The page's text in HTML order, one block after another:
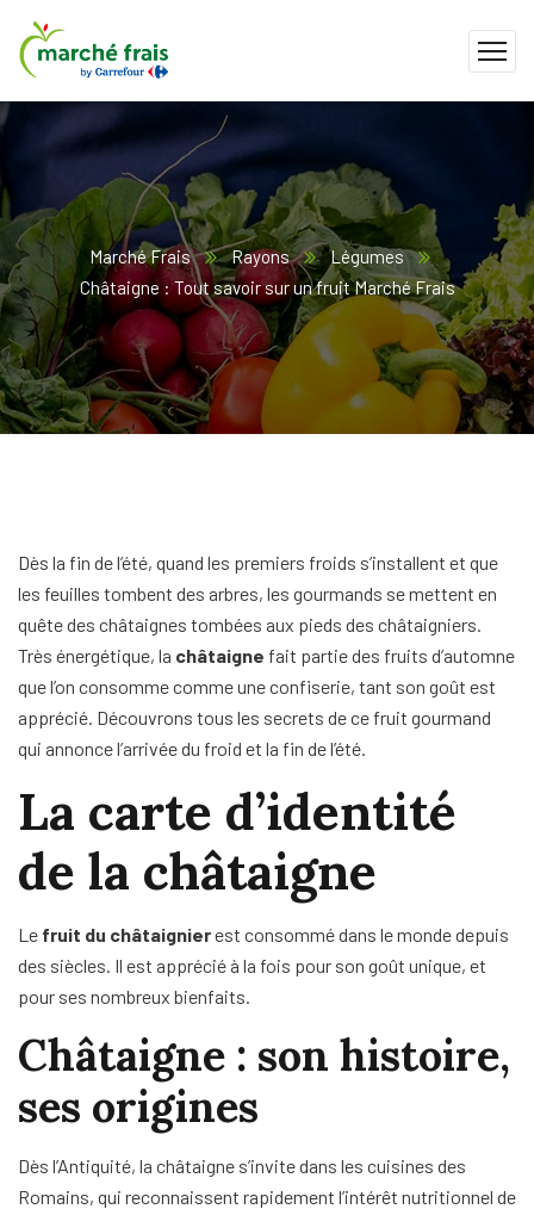
Marché Frais Rayons
Légumes
Châtaigne : Tout savoir sur un fruit Marché Frais
Dès la fin de l’été, quand les premiers froids s’installent et que
les feuilles tombent des arbres, les gourmands se mettent en
quête des châtaignes tombées aux pieds des châtaigniers.
Très énergétique, la châtaigne fait partie des fruits d’automne
que l’on consomme comme une confiserie, tant son goût est
apprécié. Découvrons tous les secrets de ce fruit gourmand
qui annonce l’arrivée du froid et la fin de l’été.
La carte d’identité
de la châtaigne
Le fruit du châtaignierest consommé dans le monde depuis
des siècles. Il est apprécié à la fois pour son goût unique, et
pour ses nombreux bienfaits.
Châtaigne : son histoire,
ses origines
Dès l’Antiquité, la châtaigne s’invite dans les cuisines des
Romains, qui reconnaissent rapidement l’intérêt nutritionnel de